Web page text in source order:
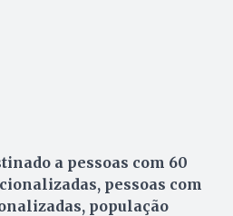
a pessoas com 60
pessoas com
população